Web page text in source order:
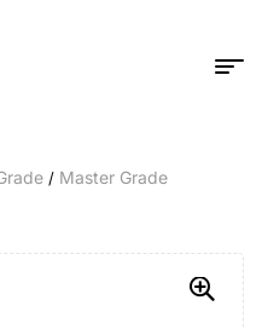
/ Master Grade